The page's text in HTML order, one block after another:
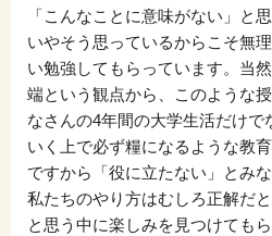
「こんなことに意味がない」と
いやそう思っているからこそ無
い勉強してもらっています。当
端という観点から、このような
なさんの4年間の大学生活だけで
いく上で必ず糧になるような教
ですから「役に立たない」とみ
私たちのやり方はむしろ正解だ
と思う中に楽しみを見つけても